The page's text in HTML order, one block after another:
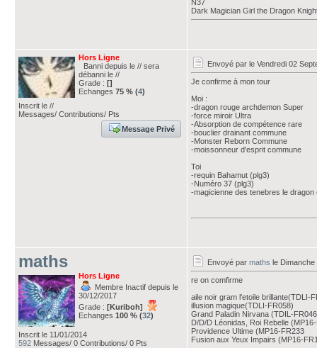
N37
Dark Magician Girl the Dragon
Hors Ligne
Banni depuis le // sera
débanni le //
Grade : []
Echanges 75 % (4)
Inscrit le //
Messages/ Contributions/ Pts
Message Privé
Envoyé par le Vendredi 02
Je confirme à mon tour
Moi :
-dragon rouge archdemon Super
-force miroir Ultra
-Absorption de compétence rare
-bouclier drainant commune
-Monster Reborn Commune
-moissonneur d'esprit commune
Toi
-requin Bahamut (plg3)
-Numéro 37 (plg3)
-magicienne des tenebres le dragon
maths
Hors Ligne
Membre Inactif depuis le
30/12/2017
Grade : [Kuriboh]
Echanges 100 % (32)
Inscrit le 11/01/2014
592 Messages/ 0 Contributions/ 0 Pts
Envoyé par maths le Dimanche
re on comfirme
aile noir gram l'etoile brillante(TDLI-
illusion magique(TDLI-FR058)
Grand Paladin Nirvana (TDIL-
D/D/D Léonidas, Roi Rebelle
Providence Ultime (MP16-FR233
Fusion aux Yeux Impairs (MP16-